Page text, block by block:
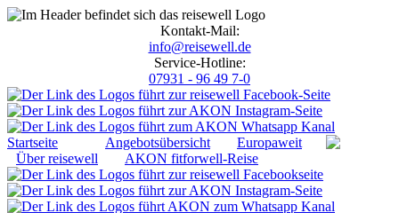
Kontakt-Mail:
info@reisewell.de
Service-Hotline:
07931 - 96 49 7-0
Startseite Angebotsübersicht
Europaweit
Über reisewell
AKON fitforwell-Reise